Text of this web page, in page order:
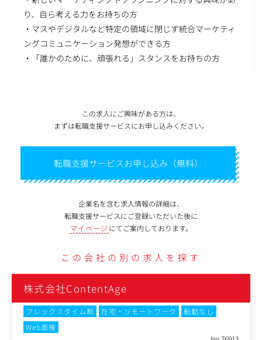
り、自ら考える力をお持ちの方
・マスやデジタルなど特定の領域に閉じず統合マーケティ
ングコミュニケーション発想ができる方
・「誰かのために、頑張れる」スタンスをお持ちの方
この求人にご興味がある方は、
まずは転職支援サービスにお申し込みください。
転職支援サービスお申し込み（無料）
企業名を含む求人情報の詳細は、
転職支援サービスにご登録いただいた後に
マイページ にてご案内しております。
この会社の別の求人を探す
株式会社ContentAge
フレックスタイム制 在宅・リモートワーク
転勤なし
Web面接